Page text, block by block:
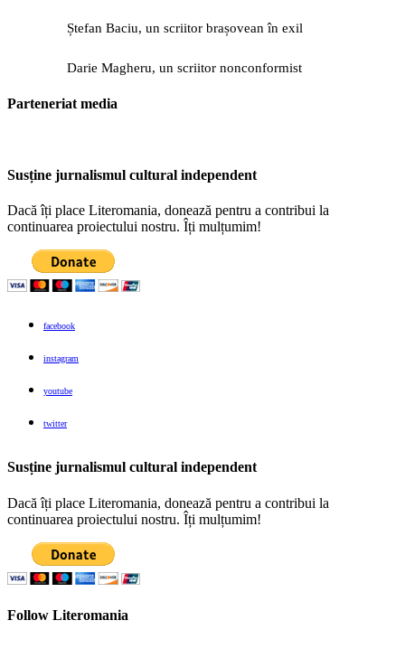
Ștefan Baciu, un scriitor brașovean în exil
Darie Magheru, un scriitor nonconformist
Parteneriat media
Susține jurnalismul cultural independent
Dacă îți place Literomania, donează pentru a contribui la
continuarea proiectului nostru. Îți mulțumim!
facebook
instagram
youtube
twitter
Susține jurnalismul cultural independent
Dacă îți place Literomania, donează pentru a contribui la
continuarea proiectului nostru. Îți mulțumim!
Follow Literomania